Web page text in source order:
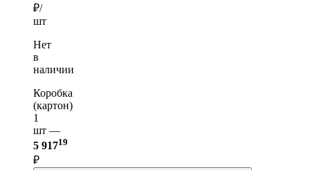
₽/
шт
Нет
в
наличии
Коробка
(картон)
1
шт —
5 91719
₽